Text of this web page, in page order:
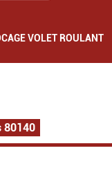
VOLET ROULANT
80140